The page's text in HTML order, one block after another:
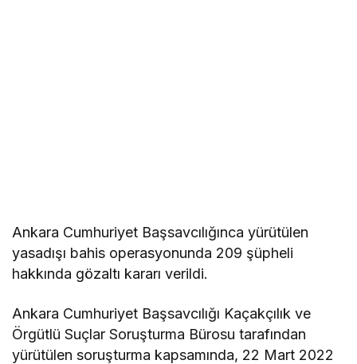
Ankara Cumhuriyet Başsavcılığınca yürütülen
yasadışı bahis operasyonunda 209 şüpheli
hakkında gözaltı kararı verildi.
Ankara Cumhuriyet Başsavcılığı Kaçakçılık ve
Örgütlü Suçlar Soruşturma Bürosu tarafından
yürütülen soruşturma kapsamında, 22 Mart 2022